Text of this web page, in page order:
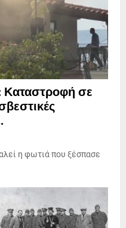
Καταστροφή σε
η φωτιά που ξέσπασε